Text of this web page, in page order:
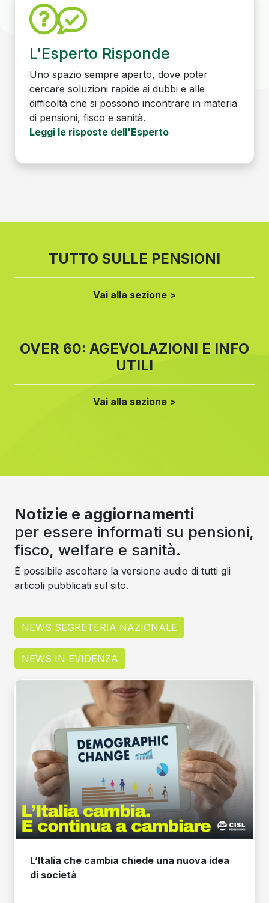
L'Esperto Risponde
Uno spazio sempre aperto, dove poter
cercare soluzioni rapide ai dubbi e alle
difficoltà che si possono incontrare in materia
di pensioni, fisco e sanità.
Leggi le risposte dell'Esperto
TUTTO SULLE PENSIONI
Vai alla sezione >
OVER 60: AGEVOLAZIONI E INFO
UTILI
Vai alla sezione >
L’Italia che cambia chiede una nuova idea
di società
Notizie e aggiornamenti
per essere informati su pensioni,
fisco, welfare e sanità.
È possibile ascoltare la versione audio di tutti gli
articoli pubblicati sul sito.
NEWS SEGRETERIA NAZIONALE
NEWS IN EVIDENZA